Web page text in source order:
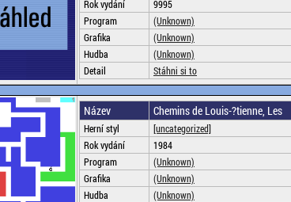
Rok vydání
9995
Program
(Unknown)
Grafika
(Unknown)
Hudba
(Unknown)
Detail
Stáhni si to
Název Chemins de Louis-?tienne, Les
Herní styl
[uncategorized]
Rok vydání
1984
Program
(Unknown)
Grafika
(Unknown)
Hudba
(Unknown)